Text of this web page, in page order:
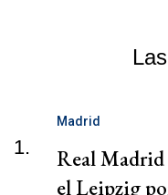
1.
Madrid
Real Madrid
el Leipzig